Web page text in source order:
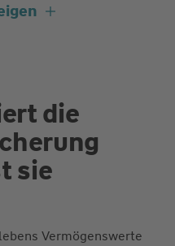
Abgaben
die
sie
Vermögenswerte